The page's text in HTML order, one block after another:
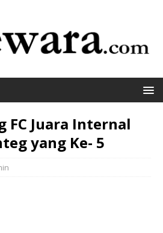
FC Juara Internal
yang Ke- 5